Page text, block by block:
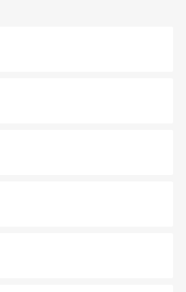
風情を楽しめる外せないスポット